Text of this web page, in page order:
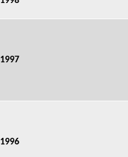
1997
1996